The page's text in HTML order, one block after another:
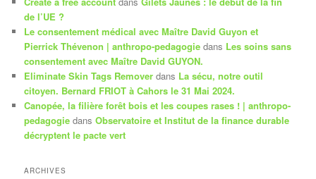
de l’UE ?
Le consentement médical avec Maître David Guyon et
Pierrick Thévenon | anthropo-pedagogie dans Les soins sans
consentement avec Maître David GUYON.
Eliminate Skin Tags Remover dans La sécu, notre outil
citoyen. Bernard FRIOT à Cahors le 31 Mai 2024.
Canopée, la filière forêt bois et les coupes rases ! | anthropo-
pedagogie dansObservatoire et Institut de la finance durable
décryptent le pacte vert
ARCHIVES